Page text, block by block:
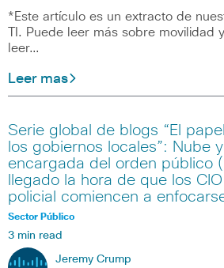
*Este artículo es un extracto de
TI. Puede leer más sobre movilidad
leer…
Leer mas
Serie global de blogs “El
los gobiernos locales”: Nube
encargada del orden público
llegado la hora de que los
policial comiencen a
Sector Público
3 min read
Jeremy Crump